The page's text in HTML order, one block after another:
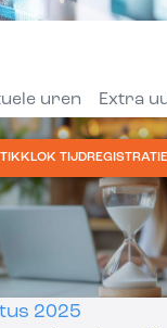
uren Extra
TIKKLOK
2025